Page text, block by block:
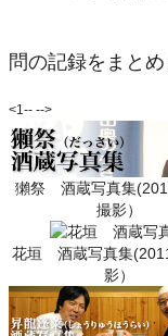
問の記録をまとめ
<1-- -->
獺祭 酒蔵写真集
撮影）
花垣 酒蔵写真集
影）